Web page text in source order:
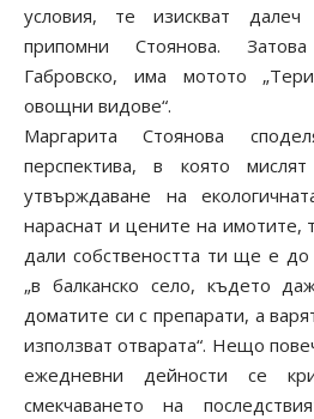
условия, те изискват далеч
припомни Стоянова.
Габровско, има мотото
овощни видове“.
Маргарита Стоянова
перспектива, в която
утвърждаване на
нараснат и цените на имотите,
дали собствеността ти ще е
„в балканско село, където
доматите си с препарати, а
използват отварата“. Нещо
ежедневни дейности се
смекчаването на